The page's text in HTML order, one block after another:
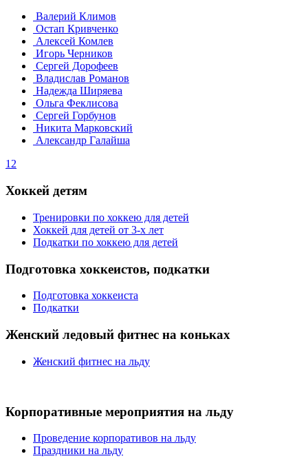
Валерий Климов
Остап Кривченко
Алексей Комлев
Игорь Черников
Сергей Дорофеев
Владислав Романов
Надежда Ширяева
Ольга Феклисова
Сергей Горбунов
Никита Марковский
Александр Галайша
12
Хоккей детям
Тренировки по хоккею для детей
Хоккей для детей от 3-х лет
Подкатки по хоккею для детей
Подготовка хоккеистов, подкатки
Подготовка хоккеиста
Подкатки
Женский ледовый фитнес на коньках
Женский фитнес на льду
Корпоративные мероприятия на льду
Проведение корпоративов на льду
Праздники на льду